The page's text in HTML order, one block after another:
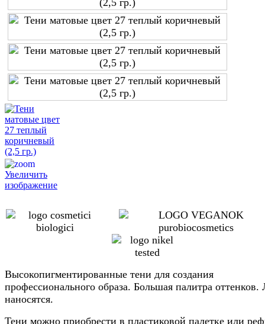
Увеличить
изображение
Высокопигментированные тени для создания
профессионального образа. Большая палитра оттенков.
наносятся.
Тени можно приобрести в пластиковой палетке или